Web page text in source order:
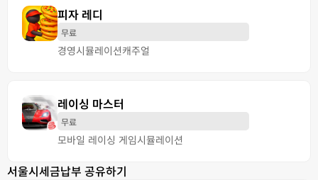
피자 레디
무료
경영시뮬레이션캐주얼
레이싱 마스터
무료
모바일 레이싱 게임시뮬레이션
서울시세금납부 공유하기